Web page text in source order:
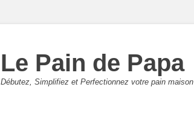
Le Pain de Papa
Débutez, Simplifiez et Perfectionnez votre pain maison